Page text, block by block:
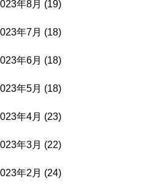
年8月 (19)
年7月 (18)
年6月 (18)
年5月 (18)
年4月 (23)
年3月 (22)
年2月 (24)